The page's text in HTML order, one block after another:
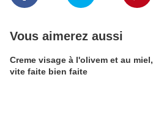
Vous aimerez aussi
Creme visage à l'olivem et au miel,
vite faite bien faite